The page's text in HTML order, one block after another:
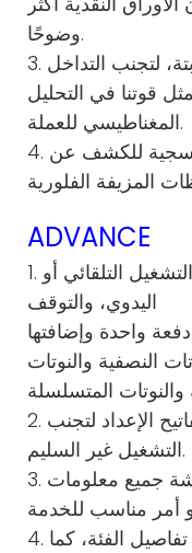
وضوحًا.
3. مع احتكاك عجلة الصوف الثابتة، لتجنب التداخل
قوتنا في التحليل
المغناطيسي للعملة.
4. وظيفة الأشعة فوق البنفسجية للكشف عن
ADVANCE
1. مع جميع وظائف عداد الفواتير: التشغيل التلقائي أو
اليدوي، والتوقف
النصفية والنوتات
المتسلسلة
2. مع كلمة مرور على بعض مفاتيح الإعداد لتجنب
التشغيل غير السليم.
3. في حالة حدوث خطأ، تعرض الشاشة جميع معلومات
4. عند وضع القيمة، تعرض الشاشة تفاصيل الفئة، كما